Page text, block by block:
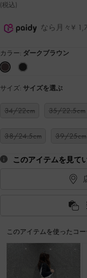
(税込)
なら月々¥
カラー: ダークブラウン
サイズ: サイズを選ぶ
34/22cm 35/22.5cm
38/24.5cm 39/25cm
このアイテムを見て
このアイテムを使ったコ